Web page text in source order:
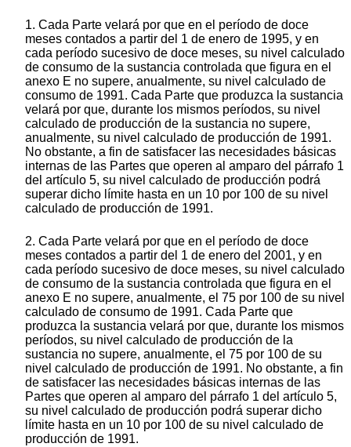
1. Cada Parte velará por que en el período de doce
meses contados a partir del 1 de enero de 1995, y en
cada período sucesivo de doce meses, su nivel calculado
de consumo de la sustancia controlada que figura en el
anexo E no supere, anualmente, su nivel calculado de
consumo de 1991. Cada Parte que produzca la sustancia
velará por que, durante los mismos períodos, su nivel
calculado de producción de la sustancia no supere,
anualmente, su nivel calculado de producción de 1991.
No obstante, a fin de satisfacer las necesidades básicas
internas de las Partes que operen al amparo del párrafo 1
del artículo 5, su nivel calculado de producción podrá
superar dicho límite hasta en un 10 por 100 de su nivel
calculado de producción de 1991.
2. Cada Parte velará por que en el período de doce
meses contados a partir del 1 de enero del 2001, y en
cada período sucesivo de doce meses, su nivel calculado
de consumo de la sustancia controlada que figura en el
anexo E no supere, anualmente, el 75 por 100 de su nivel
calculado de consumo de 1991. Cada Parte que
produzca la sustancia velará por que, durante los mismos
períodos, su nivel calculado de producción de la
sustancia no supere, anualmente, el 75 por 100 de su
nivel calculado de producción de 1991. No obstante, a fin
de satisfacer las necesidades básicas internas de las
Partes que operen al amparo del párrafo 1 del artículo 5,
su nivel calculado de producción podrá superar dicho
límite hasta en un 10 por 100 de su nivel calculado de
producción de 1991.